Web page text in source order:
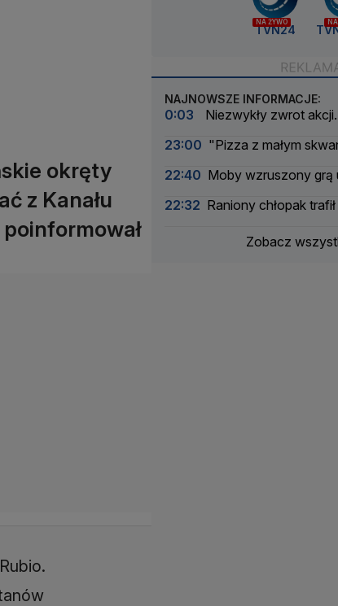
okręty
z Kanału
NA ŻYWO
TVN24
NAJNOWSZE INFORMACJE:
0:03
Niezwykły zwrot
23:00 "Pizza z małym
22:40 Moby wzruszony grą
22:32 Raniony chłopak
Zobacz